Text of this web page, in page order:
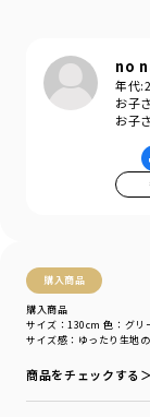
no
年代:
お子
お子
購入商品
購入商品
サイズ感 ：ゆったり 生地
サイズ：130cm 色：グリ
商品をチェックする＞